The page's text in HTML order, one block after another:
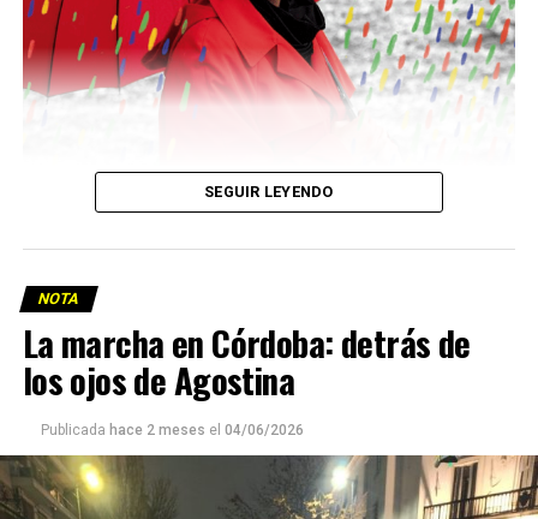
Viaje a la vida en el Delta: Y la nave
va
Mientras el gobierno nacional privatiza la principal vía
Ella y sus dos hijos llevan glifosato en su sangre, al igual
que muchos y muchas en
Pergamino, localidad contaminada por el agronegocio
SEGUIR LEYENDO
NOTA
La marcha en Córdoba: detrás de
los ojos de Agostina
Publicada hace 2 meses el 04/06/2026